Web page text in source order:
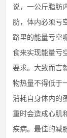
说，一公斤脂肪
肪，体内必须亏
路里的能量亏空
食来实现能量亏
要求。大致而言
物热量不得低于
消耗自身体内的
重时会造成心肌
疾病。最佳的减